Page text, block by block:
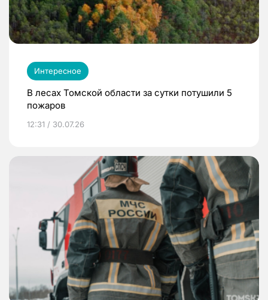
Интересное
В лесах Томской области за сутки потушили 5
пожаров
12:31 / 30.07.26